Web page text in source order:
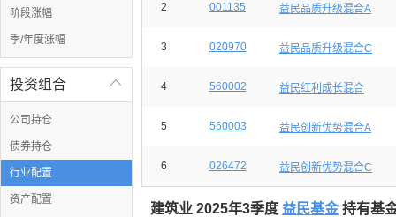
阶段涨幅
季/年度涨幅

投资组合
公司持仓
债券持仓
行业配置
资产配置
2 001135 益民品质升级混合A
3 020970 益民品质升级混合C
4 560002 益民红利成长混合
5 560003 益民创新优势混合A
6 026472 益民创新优势混合C
建筑业 2025年3季度 益民基金 持有基